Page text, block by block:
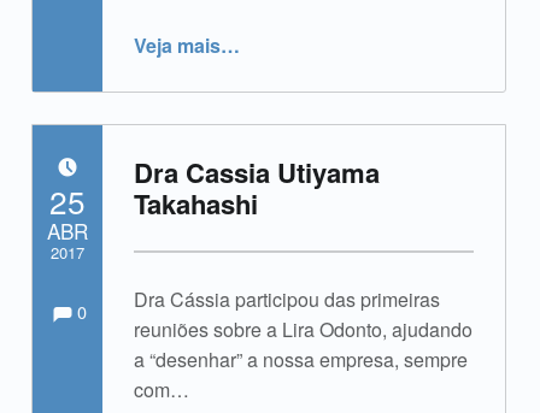
Veja mais…
Dra Cassia Utiyama
Takahashi
Dra Cássia participou das primeiras
reuniões sobre a Lira Odonto, ajudando
a “desenhar” a nossa empresa, sempre
com…
POSTADO EM:
25
ABR
2017
Escrito por:Comentários:
Comments:
0